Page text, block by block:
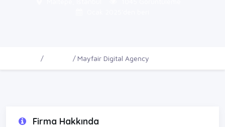
Mayfair Digital Agency
Firma Hakkında